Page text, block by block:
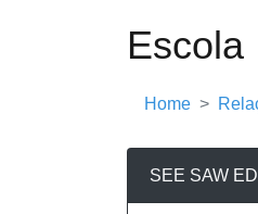
Escola
Home
SEE SAW